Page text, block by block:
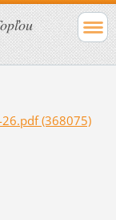
(368075)